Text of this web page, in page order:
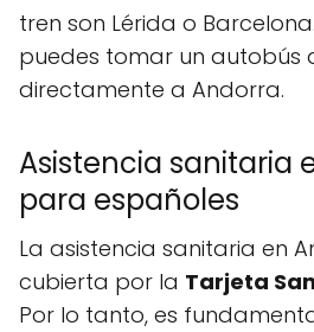
tren son Lérida o
puedes tomar un autobús
directamente a Andorra.
Asistencia sanitaria
para españoles
La asistencia sanitaria en
cubierta por la Tarjeta
Por lo tanto, es